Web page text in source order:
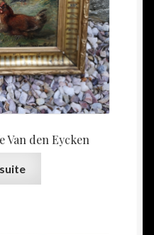
Van den Eycken